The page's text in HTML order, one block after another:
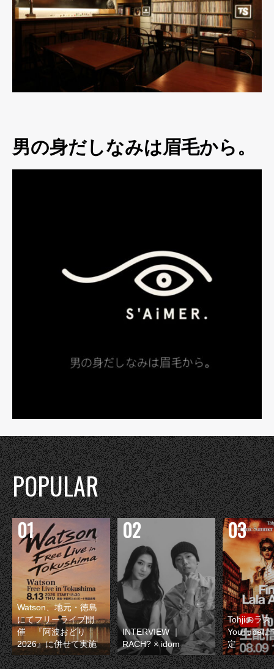
男の身だしなみは眉毛から。
POPULAR
Watson、地元・徳島
にてフリーライブ開
催 『阿波おどり
2026』に併せて実施
INTERVIEW ｜
RACH? × idom
Tohjiのラス
YouTubeに
定